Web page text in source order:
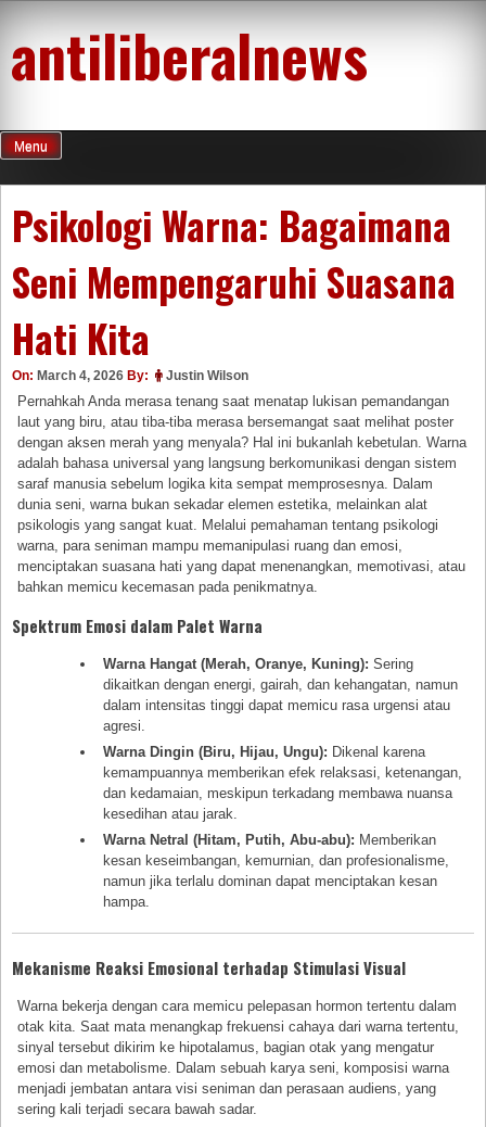
content
antiliberalnews
Menu
Psikologi Warna: Bagaimana
Seni Mempengaruhi Suasana
Hati Kita
On: March 4, 2026 By: Justin Wilson
Pernahkah Anda merasa tenang saat menatap lukisan pemandangan
laut yang biru, atau tiba-tiba merasa bersemangat saat melihat poster
dengan aksen merah yang menyala? Hal ini bukanlah kebetulan. Warna
adalah bahasa universal yang langsung berkomunikasi dengan sistem
saraf manusia sebelum logika kita sempat memprosesnya. Dalam
dunia seni, warna bukan sekadar elemen estetika, melainkan alat
psikologis yang sangat kuat. Melalui pemahaman tentang psikologi
warna, para seniman mampu memanipulasi ruang dan emosi,
menciptakan suasana hati yang dapat menenangkan, memotivasi, atau
bahkan memicu kecemasan pada penikmatnya.
Spektrum Emosi dalam Palet Warna
Warna Hangat (Merah, Oranye, Kuning): Sering
dikaitkan dengan energi, gairah, dan kehangatan, namun
dalam intensitas tinggi dapat memicu rasa urgensi atau
agresi.
Warna Dingin (Biru, Hijau, Ungu): Dikenal karena
kemampuannya memberikan efek relaksasi, ketenangan,
dan kedamaian, meskipun terkadang membawa nuansa
kesedihan atau jarak.
Warna Netral (Hitam, Putih, Abu-abu): Memberikan
kesan keseimbangan, kemurnian, dan profesionalisme,
namun jika terlalu dominan dapat menciptakan kesan
hampa.
Mekanisme Reaksi Emosional terhadap Stimulasi Visual
Warna bekerja dengan cara memicu pelepasan hormon tertentu dalam
otak kita. Saat mata menangkap frekuensi cahaya dari warna tertentu,
sinyal tersebut dikirim ke hipotalamus, bagian otak yang mengatur
emosi dan metabolisme. Dalam sebuah karya seni, komposisi warna
menjadi jembatan antara visi seniman dan perasaan audiens, yang
sering kali terjadi secara bawah sadar.